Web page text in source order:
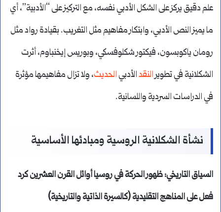
علم دقيق يركز على الشكل الأدبي نفسه، مع التركيز على “الأدبية”، أي
ما يميز النص الأدبي، وابتكار مفاهيم مثل التغريب. بقيادة رواد مثل
رومان ياكوبسون، فيكتور شكلوفسكي، وبوريس إيخنباوم، أثرت
الشكلانية في تطويرالنقدالأدبي الحديث، ولا تزال مفاهيمها مؤثرة
في الدراسات السردية واللسانية.
نشأة الشكلانية الروسية ومبادئها الأساسية
السياق التاريخي: ظهور الحركة في روسيا أوائل القرن العشرين كرد
فعل على المناهج التقليدية (كالسيرة الذاتية والتاريخية)